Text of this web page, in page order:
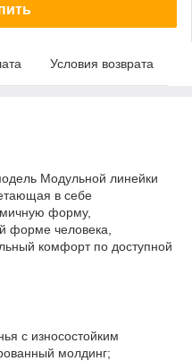
Условия возврата
Модульной линейки
в себе
форму,
форме человека,
комфорт по доступной
с износостойким
молдинг;